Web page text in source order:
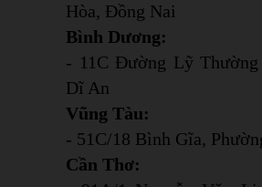
Hòa, Đồng Nai
Bình Dương:
- 11C Đường Lỹ
Dĩ An
Vũng Tàu:
- 51C/18 Bình Gĩa,
Cần Thơ: